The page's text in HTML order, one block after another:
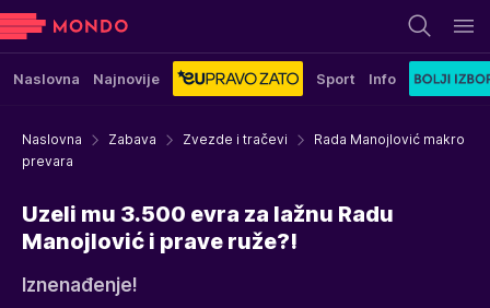
Naslovna Najnovije Sport Info
Naslovna Zabava Zvezde i tračevi
Rada Manojlović makro
prevara
Uzeli mu 3.500 evra za lažnu Radu
Manojlović i prave ruže?!
Iznenađenje!